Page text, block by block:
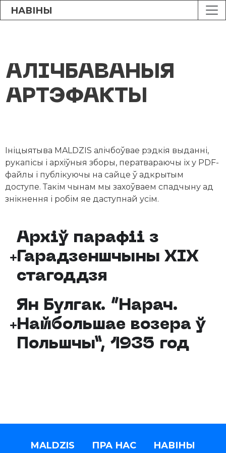
НАВІНЫ
АЛІЧБАВАНЫЯ
АРТЭФАКТЫ
Ініцыятыва MALDZIS алічбоўвае рэдкія выданні,
рукапісы і архіўныя зборы, ператвараючы іх у PDF-
файлы і публікуючы на сайце ў адкрытым
доступе. Такім чынам мы захоўваем спадчыну ад
знікнення і робім яе даступнай усім.
Архіў парафіі з
Гарадзеншчыны XIX
стагоддзя
Ян Булгак. “Нарач.
Найбольшае возера ў
Польшчы”, 1935 год
MALDZIS ПРА НАС НАВІНЫ